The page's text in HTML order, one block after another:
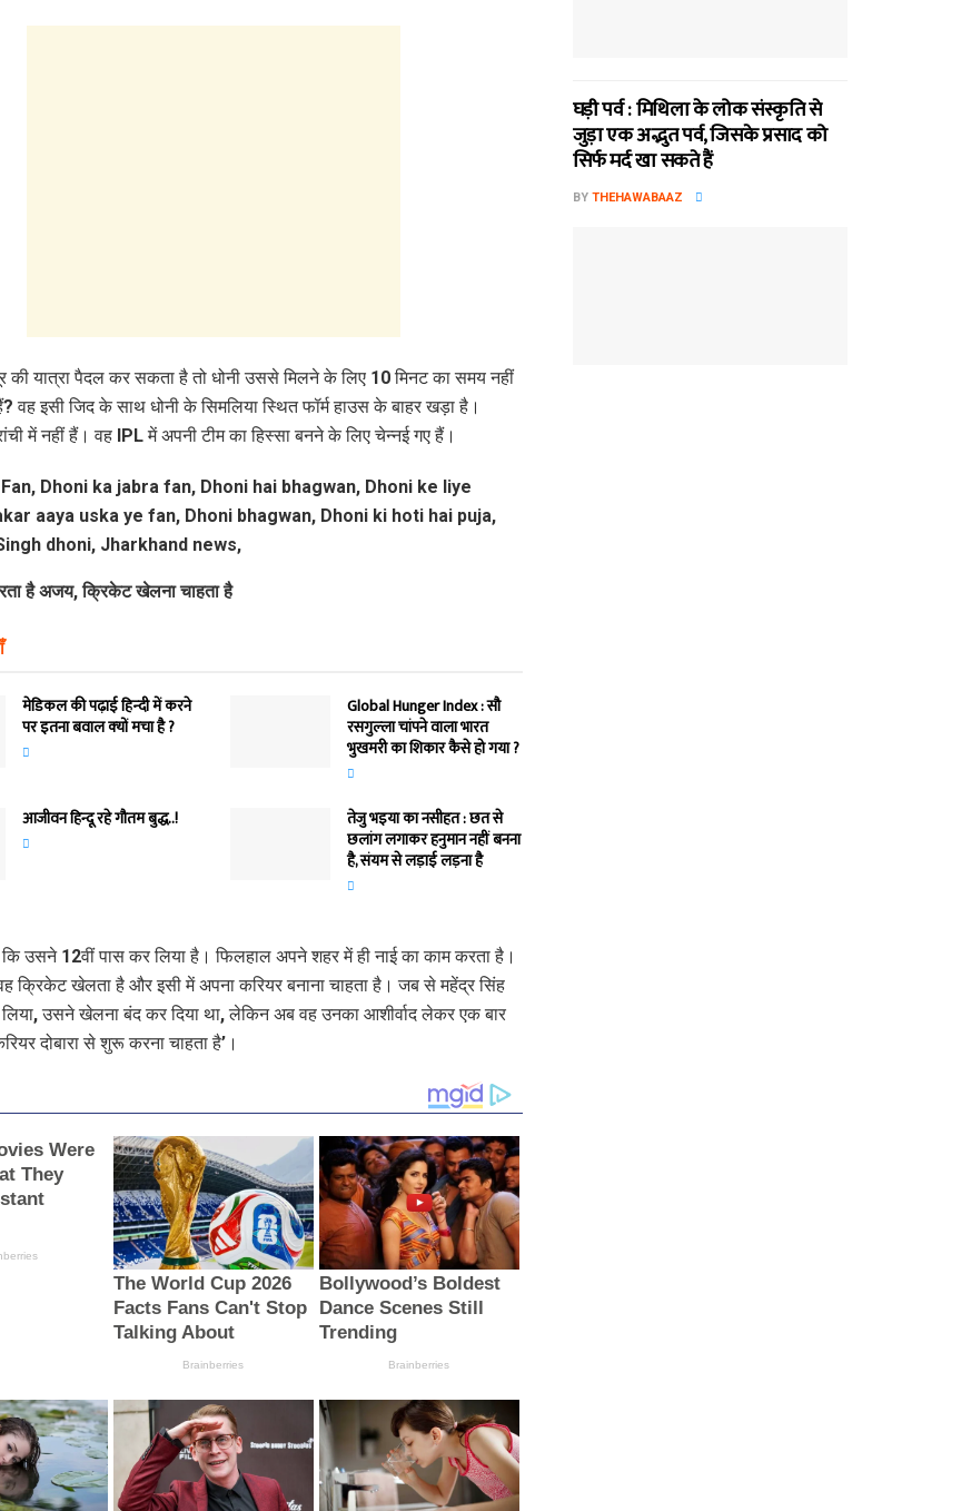
की यात्रा पैदल कर सकता है तो धोनी उससे मिलने के लिए 10 मिनट का समय नहीं
वह इसी जिद के साथ धोनी के सिमलिया स्थित फॉर्म हाउस के बाहर खड़ा है।
में नहीं हैं। वह IPL में अपनी टीम का हिस्सा बनने के लिए चेन्नई गए हैं।
है अजय,क्रिकेट खेलना चाहता है
मेडिकल की पढ़ाई हिन्‍दी में करने
पर इतना बवाल क्‍यों मचा है ?
Global Hunger Index : सौ
रसगुल्‍ला चांपने वाला भारत
भुखमरी का शिकार कैसे हो गया ?
आजीवन हिन्दू रहे गौतम बुद्ध..!
तेजु भइया का नसीहत : छत से
छलांग लगाकर हनुमान नहीं बनना
है, संयम से लड़ाई लड़ना है
उसने 12वीं पास कर लिया है। फिलहाल अपने शहर में ही नाई का काम करता है।
क्रिकेट खेलता है और इसी में अपना करियर बनाना चाहता है। जब से महेंद्र सिंह
लिया, उसने खेलना बंद कर दिया था, लेकिन अब वह उनका आशीर्वाद लेकर एक बार
दोबारा से शुरू करना चाहता है’।
घड़ी पर्व : मिथि‍ला के लोक संस्कृति से
जुड़ा एक अद्भुत पर्व, जिसके प्रसाद को
सिर्फ मर्द खा सकते हैं
BY THEHAWABAAZ